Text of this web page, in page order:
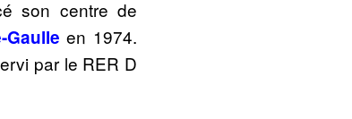
son centre de
Gaulle en 1974.
par le RER D